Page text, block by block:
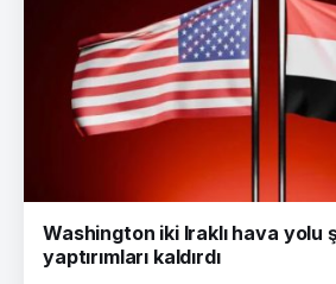
Washington iki Iraklı hava yolu
yaptırımları kaldırdı